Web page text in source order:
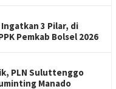
3 Pilar, di
Pemkab Bolsel 2026
PLN Suluttenggo
Manado